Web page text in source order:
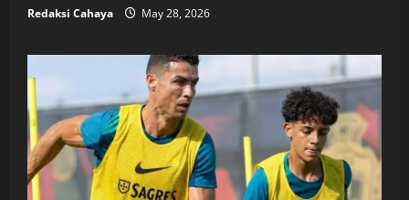
Redaksi Cahaya May 28, 2026